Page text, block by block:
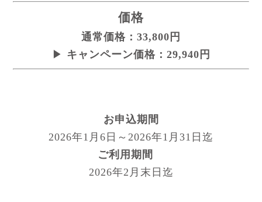
価格
通常価格：33,800円
▶ キャンペーン価格：29,940円
お申込期間
2026年1月6日～2026年1月31日迄
ご利用期間
2026年2月末日迄